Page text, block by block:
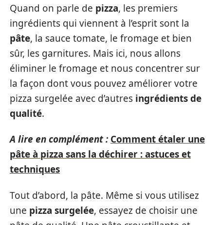
Quand on parle de pizza, les premiers
ingrédients qui viennent à l’esprit sont la
pâte, la sauce tomate, le fromage et bien
sûr, les garnitures. Mais ici, nous allons
éliminer le fromage et nous concentrer sur
la façon dont vous pouvez améliorer votre
pizza surgelée avec d’autres ingrédients de
qualité.
A lire en complément : Comment étaler une
pâte à pizza sans la déchirer : astuces et
techniques
Tout d’abord, la pâte. Même si vous utilisez
une pizza surgelée, essayez de choisir une